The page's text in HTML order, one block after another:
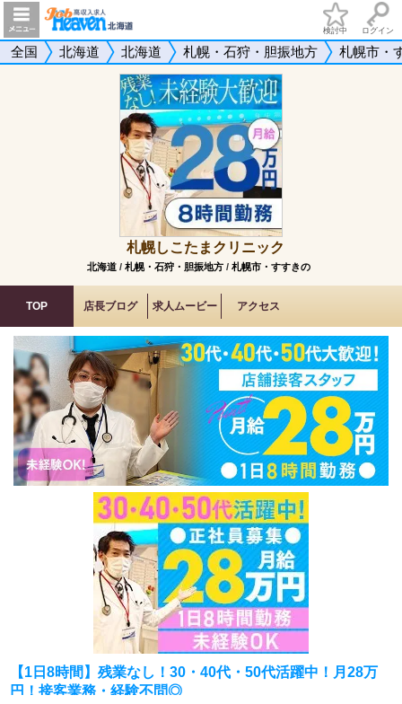
検討中 ログイン
全国 北海道 北海道 札幌・石狩・胆振地方 札幌市・
札幌しこたまクリニック
北海道 / 札幌・石狩・胆振地方 / 札幌市・すすきの
TOP 店長ブログ 求人ムービー アクセス
【1日8時間】残業なし！30・40代・50代活躍中！月28万
円！接客業務・経験不問◎